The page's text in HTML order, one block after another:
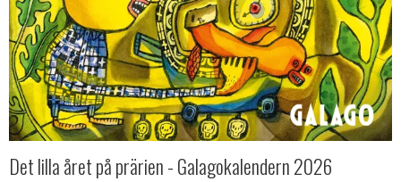
Det lilla året på prärien - Galagokalendern 2026